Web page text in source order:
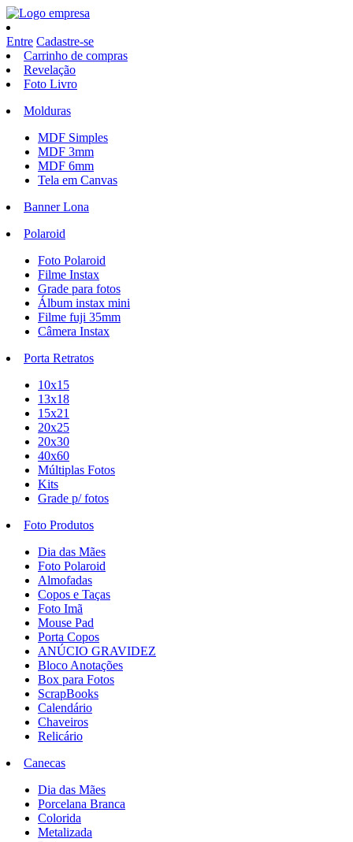
Entre Cadastre-se
Carrinho de compras
Revelação
Foto Livro
Molduras
MDF Simples
MDF 3mm
MDF 6mm
Tela em Canvas
Banner Lona
Polaroid
Foto Polaroid
Filme Instax
Grade para fotos
Álbum instax mini
Filme fuji 35mm
Câmera Instax
Porta Retratos
10x15
13x18
15x21
20x25
20x30
40x60
Múltiplas Fotos
Kits
Grade p/ fotos
Foto Produtos
Dia das Mães
Foto Polaroid
Almofadas
Copos e Taças
Foto Imã
Mouse Pad
Porta Copos
ANÚCIO GRAVIDEZ
Bloco Anotações
Box para Fotos
ScrapBooks
Calendário
Chaveiros
Relicário
Canecas
Dia das Mães
Porcelana Branca
Colorida
Metalizada